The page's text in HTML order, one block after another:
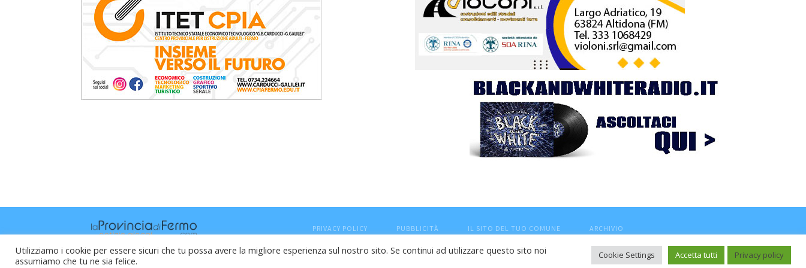
PRIVACY POLICY PUBBLICITÀ IL SITO DEL TUO COMUNE ARCHIVIO
Raffaele Vitali - via Leopardi 10 - 61121 Pesaro (PU) - Cod.Fisc VTLRFL77B02L500Y - Testata giornalistica, aut. Trib.Fermo n.04/2010 del 05/08/2010
Utilizziamo i cookie per essere sicuri che tu possa avere la migliore esperienza sul nostro sito. Se continui ad utilizzare questo sito noi
assumiamo che tu ne sia felice.
Cookie Settings Accetta tutti Privacy policy